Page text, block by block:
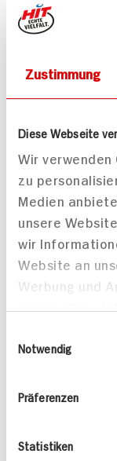
Zustimmung
Diese Webseite
Wir verwenden
zu
Medien
unsere
wir
Website an
Werbung und
bereitgestellt
Notwendig
Präferenzen
Statistiken
Roulade mit